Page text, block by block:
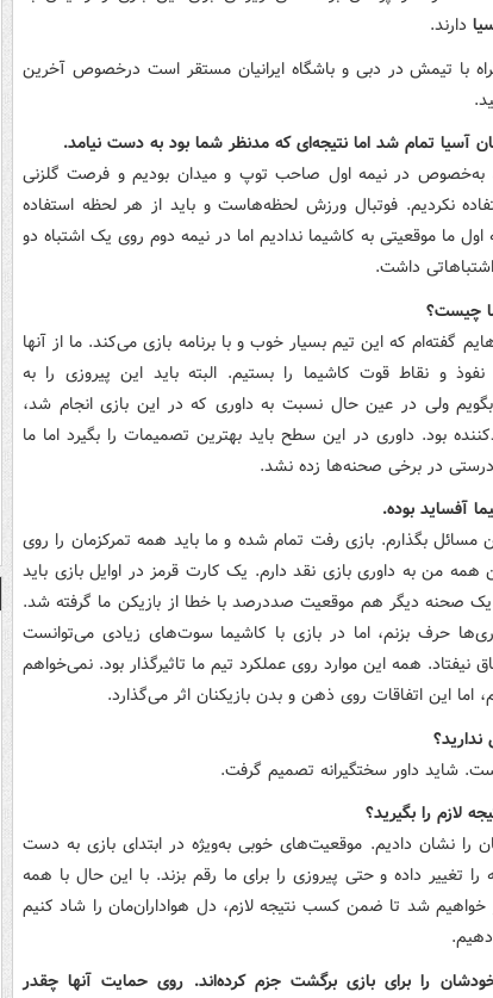
دارند.
با تیمش در دبی و باشگاه ایرانیان مستقر است درخصوص آخرین
آسیا تمام شد اما نتیجه‌ای که مدنظر شما بود به دست نیامد.
به‌خصوص در نیمه اول صاحب توپ و میدان بودیم و فرصت گلزنی
نکردیم. فوتبال ورزش لحظه‌هاست و باید از هر لحظه استفاده
ما موقعیتی به کاشیما ندادیم اما در نیمه دوم روی یک اشتباه دو
داشت.
چیست؟
گفته‌ام که این تیم بسیار خوب و با برنامه بازی می‌کند. ما از آنها
و نقاط قوت کاشیما را بستیم. البته باید این پیروزی را به
ولی در عین حال نسبت به داوری که در این بازی انجام شد،
بود. داوری در این سطح باید بهترین تصمیمات را بگیرد اما ما
در برخی صحنه‌ها زده نشد.
آفساید بوده.
بگذارم. بازی رفت تمام شده و ما باید همه تمرکزمان را روی
همه من به داوری بازی نقد دارم. یک کارت قرمز در اوایل بازی باید
صحنه دیگر هم موقعیت صددرصد با خطا از بازیکن ما گرفته شد.
حرف بزنم، اما در بازی با کاشیما سوت‌های زیادی می‌توانست
نیفتاد. همه این موارد روی عملکرد تیم ما تاثیرگذار بود. نمی‌خواهم
اما این اتفاقات روی ذهن و بدن بازیکنان اثر می‌گذارد.
شاید داور سختگیرانه تصمیم گرفت.
لازم را بگیرید؟
را نشان دادیم. موقعیت‌های خوبی به‌ویژه در ابتدای بازی به دست
تغییر داده و حتی پیروزی را برای ما رقم بزند. با این حال با همه
شد تا ضمن کسب نتیجه لازم، دل هواداران‌مان را شاد کنیم
دهیم.
را برای بازی برگشت جزم کرده‌اند. روی حمایت آنها چقدر